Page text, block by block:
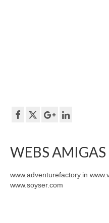
WEBS AMIGAS
www.adventurefactory.in
www.soyser.com